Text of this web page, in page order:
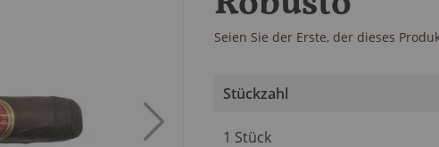
Seien Sie der Erste, der dieses
für
Stückzahl
1 Stück